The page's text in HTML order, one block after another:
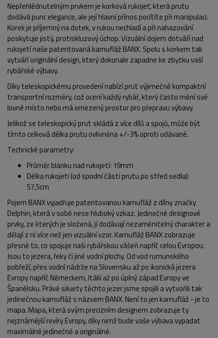
Nepřehlédnutelným prvkem je korková rukojeť, která prutu
dodává punc elegance, ale její hlavní přínos pocítíte při manipulaci.
Korek je příjemný na dotek, v rukou nechladí a při nahazování
poskytuje jistý, protiskluzový úchop. Vizuální dojem dotváří nad
rukojetí naše patentovaná kamufláž BANX. Spolu s korkem tak
vytváří originální design, který dokonale zapadne ke zbytku vaší
rybářské výbavy.
Díky teleskopickému provedení nabízí prut výjimečně kompaktní
transportní rozměry, což ocení každý rybář, který často mění své
lovné místo nebo má omezený prostor pro přepravu výbavy.
Jelikož se teleskopický prut skládá z více dílů a spojů, může být
tímto celková délka prutu ovlivněna +/-3% oproti udávané.
Technické parametry:
Průměr blanku nad rukojetí: 19mm
Délka rukojeti (od spodní části prutu po střed sedla):
57,5cm
Pojem BANX vyjadřuje patentovanou kamufláž z dílny značky
Delphin, která v sobě nese hluboký vzkaz. Jedinečné designové
prvky, ze kterých je složená, jí dodávají nezaměnitelný charakter a
dělají z ní více než jen vizuální vzor. Kamufláž BANX zobrazuje
přesně to, co spojuje naši rybářskou vášeň napříč celou Evropou.
Jsou to jezera, řeky či jiné vodní plochy. Od vod rumunského
pobřeží, přes vodní nádrže na Slovensku až po ikonická jezera
Evropy napříč Německem, Itálií až po úplný západ Evropy ve
Španělsku. Právě siluety těchto jezer jsme spojili a vytvořili tak
jedinečnou kamufláž s názvem BANX. Není to jen kamufláž - je to
mapa. Mapa, která svým precizním designem zobrazuje ty
nejznámější revíry Evropy, díky nimž bude vaše výbava vypadat
maximálně jedinečně a originálně.